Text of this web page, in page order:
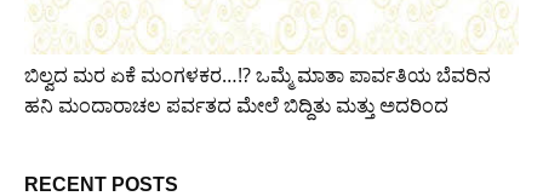
ಬಿಲ್ವದ ಮರ ಏಕೆ ಮಂಗಳಕರ…!? ಒಮ್ಮೆ ಮಾತಾ ಪಾರ್ವತಿಯ ಬೆವರಿನ
ಹನಿ ಮಂದಾರಾಚಲ ಪರ್ವತದ ಮೇಲೆ ಬಿದ್ದಿತು ಮತ್ತು ಅದರಿಂದ
RECENT POSTS